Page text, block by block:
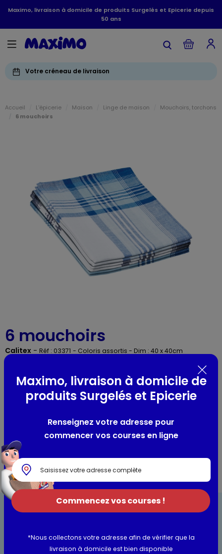
Maximo, livraison à domicile de produits Surgelés et Epicerie depuis
50 ans
Votre créneau de livraison
Accueil L'épicerie Maison Linge de maison
Mouchoirs, torchons
6 mouchoirs
6 mouchoirs
Calitex - Réf : 03371 - Coloris assortis - Dim : 40 x 40cm
Présentation
100% coton. Repassage facile
Dim : 40 x 40cm
Maximo, livraison à domicile de
produits Surgelés et Epicerie
Renseignez votre adresse pour
commencer vos courses en ligne
Commencez vos courses !
*Nous collectons votre adresse afin de vérifier que la
livraison à domicile est bien disponible